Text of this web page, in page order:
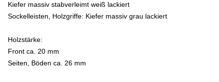
Kiefer massiv stabverleimt weiß lackiert
Sockelleisten, Holzgriffe: Kiefer massiv grau lackiert
Holzstärke:
Front ca. 20 mm
Seiten, Böden ca. 26 mm